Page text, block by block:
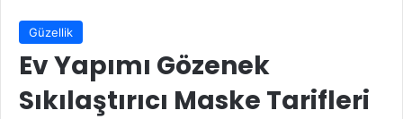
Güzellik
Ev Yapımı Gözenek
Sıkılaştırıcı Maske Tarifleri